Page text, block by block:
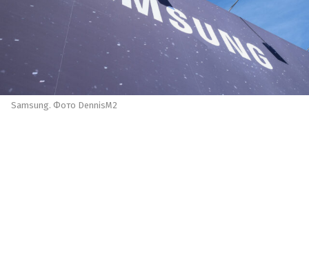
Samsung. Фото DennisM2